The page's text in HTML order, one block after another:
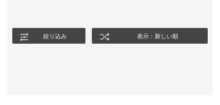
絞り込み 表示：新しい順